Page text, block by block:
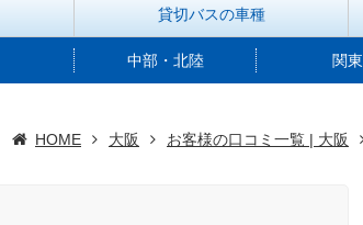
貸切バスの車種
中部・北陸 関東
HOME 大阪 お客様の口コミ一覧 | 大阪